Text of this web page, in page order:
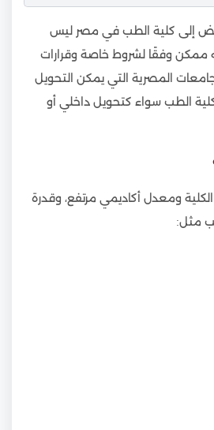
إلى كلية الطب في مصر ليس
ممكن وفقًا لشروط خاصة وقرارات
المصرية التي يمكن التحويل
الطب سواء كتحويل داخلي أو
ومعدل أكاديمي مرتفع، وقدرة
مثل: